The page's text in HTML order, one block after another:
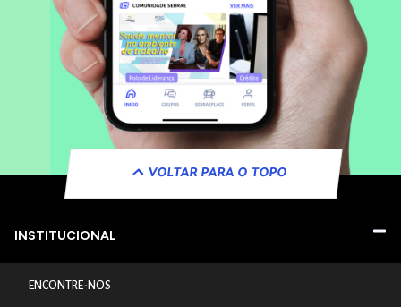
VOLTAR PARA O TOPO
INSTITUCIONAL
ENCONTRE-NOS